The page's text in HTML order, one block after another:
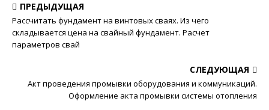
ПРЕДЫДУЩАЯ
Рассчитать фундамент на винтовых сваях. Из чего
складывается цена на свайный фундамент. Расчет
параметров свай
СЛЕДУЮЩАЯ
Акт проведения промывки оборудования и коммуникаций.
Оформление акта промывки системы отопления